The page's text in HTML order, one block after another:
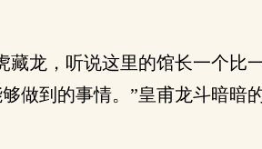
龙，听说这里的馆长一个比
做到的事情。”皇甫龙斗暗暗